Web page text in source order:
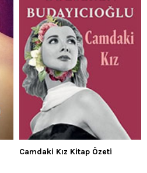
Camdaki Kız Kitap Özeti